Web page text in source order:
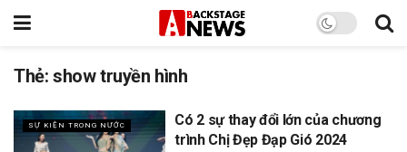
Thẻ:show truyền hình
SỰ KIỆN TRONG NƯỚC
Có 2 sự thay đổi lớn của chương
trình Chị Đẹp Đạp Gió 2024